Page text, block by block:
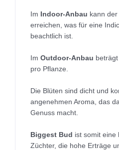
Im Indoor-Anbau kann
erreichen, was für eine
beachtlich ist.
Im Outdoor-Anbau
pro Pflanze.
Die Blüten sind dicht und
angenehmen Aroma, das
Genuss macht.
Biggest Bud ist somit eine
Züchter, die hohe Erträge